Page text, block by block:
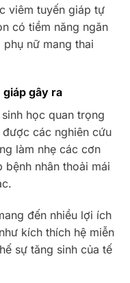
viêm tuyến giáp tự
có tiềm năng ngăn
nữ mang thai
gây ra
học quan trọng
các nghiên cứu
làm nhẹ các cơn
nhân thoải mái
đến nhiều lợi ích
kích thích hệ miễn
sự tăng sinh của tế